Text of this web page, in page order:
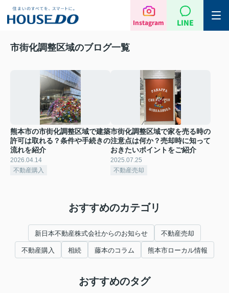
Instagram LINE
市街化調整区域のブログ一覧
熊本市の市街化調整区域で建築
許可は取れる？条件や手続きの
流れを紹介
2026.04.14
不動産購入
市街化調整区域で家を売る時の
注意点は何か？売却時に知って
おきたいポイントをご紹介
2025.07.25
不動産売却
おすすめのカテゴリ
新日本不動産株式会社からのお知らせ 不動産売却
不動産購入 相続 藤本のコラム 熊本市ローカル情報
おすすめのタグ